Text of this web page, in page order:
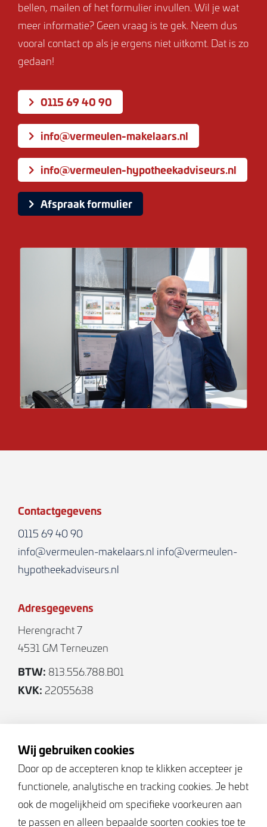
bellen, mailen of het formulier invullen. Wil je wat
meer informatie? Geen vraag is te gek. Neem dus
vooral contact op als je ergens niet uitkomt. Dat is zo
gedaan!
0115 69 40 90
info@vermeulen-makelaars.nl
info@vermeulen-hypotheekadviseurs.nl
Afspraak formulier
Contactgegevens
0115 69 40 90
info@vermeulen-makelaars.nl info@vermeulen-
hypotheekadviseurs.nl
Adresgegevens
Herengracht 7
4531 GM Terneuzen
BTW: 813.556.788.B01
KVK: 22055638
Keurmerken
Wij gebruiken cookies
Door op de accepteren knop te klikken accepteer je
functionele, analytische en tracking cookies. Je hebt
ook de mogelijkheid om specifieke voorkeuren aan
te passen en alleen bepaalde soorten cookies toe te